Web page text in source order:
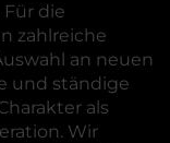
die
zahlreiche
an neuen
und ständige
als
Wir